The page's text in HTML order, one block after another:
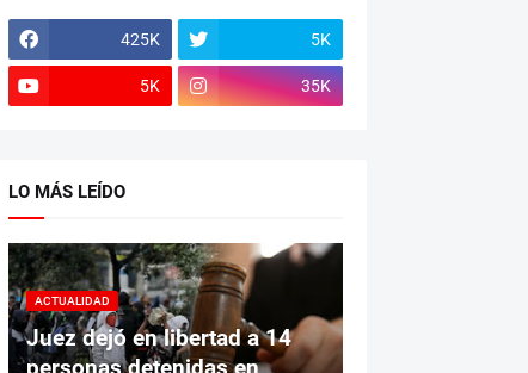
425K 5K
5K 35K
LO MÁS LEÍDO
ACTUALIDAD
Juez dejó en libertad a 14